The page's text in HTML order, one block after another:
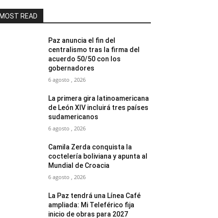
READ
Paz anuncia el fin del
centralismo tras la firma del
acuerdo 50/50 con los
gobernadores
6 agosto , 2026
La primera gira latinoamericana
de León XIV incluirá tres países
sudamericanos
6 agosto , 2026
Camila Zerda conquista la
coctelería boliviana y apunta al
Mundial de Croacia
6 agosto , 2026
La Paz tendrá una Línea Café
ampliada: Mi Teleférico fija
inicio de obras para 2027